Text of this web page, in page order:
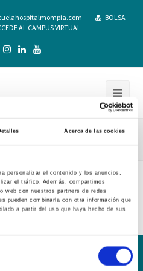
Acerca de las cookies
personalizar el contenido y los anuncios,
el tráfico. Además, compartimos
web con nuestros partners de redes
pueden combinarla con otra información que
a partir del uso que haya hecho de sus
BOLSA
AL CAMPUS VIRTUAL
20